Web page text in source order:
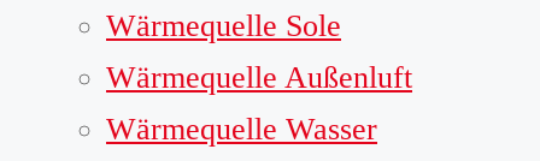
Wärmequelle Sole
Wärmequelle Außenluft
Wärmequelle Wasser